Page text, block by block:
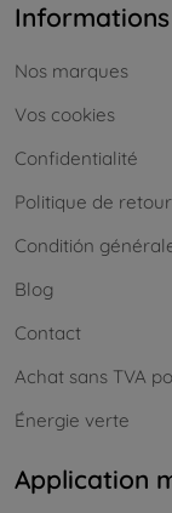
Informations
Nos marques
Vos cookies
Confidentialité
Politique de retour
Conditión
Blog
Contact
Achat sans TVA
Énergie verte
Application